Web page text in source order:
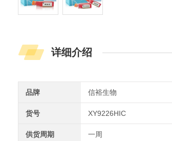
详细介绍
品牌 信裕生物
货号 XY9226HIC
供货周期 一周